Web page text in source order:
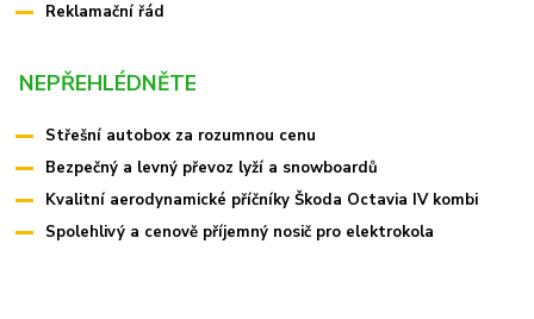
Reklamační řád
NEPŘEHLÉDNĚTE
Střešní autobox za rozumnou cenu
Bezpečný a levný převoz lyží a snowboardů
Kvalitní aerodynamické příčníky Škoda Octavia IV kombi
Spolehlivý a cenově příjemný nosič pro elektrokola